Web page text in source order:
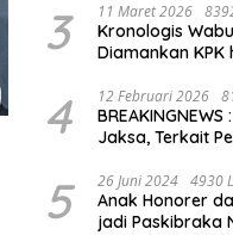
3 11 Maret 2026
Kronologis
Diamankan KPK
4 12 Februari 2026
Jaksa, Terkait
5 26 Juni 2024 4930
Anak Honorer
jadi Paskibraka